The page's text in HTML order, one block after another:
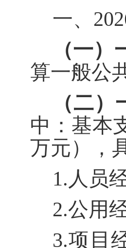
一、 202
（一）
算一般公
（二）
中：基本
万元） ，
1. 人员
2.公用
3.项目